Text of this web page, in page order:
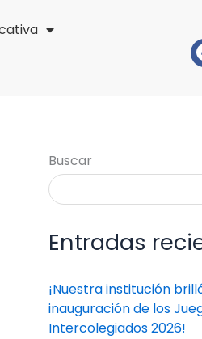
Buscar
Entradas
¡Nuestra institución
inauguración de los
Intercolegiados 2026!